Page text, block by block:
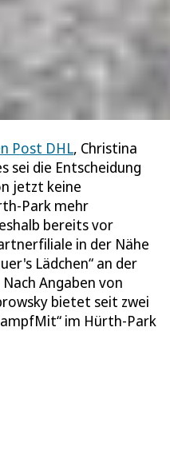
Post DHL, Christina
sei die Entscheidung
jetzt keine
Park mehr
bereits vor
in der Nähe
Lädchen“ an der
Angaben von
bietet seit zwei
im Hürth-Park